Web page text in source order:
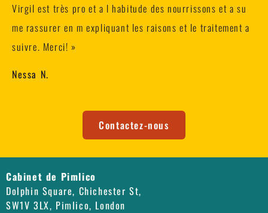
Virgil est très pro et a l habitude des nourrissons et a su
me rassurer en m expliquant les raisons et le traitement a
suivre. Merci! »
Nessa N.
Contactez-nous
Cabinet de Pimlico
Dolphin Square, Chichester St,
SW1V 3LX, Pimlico, London